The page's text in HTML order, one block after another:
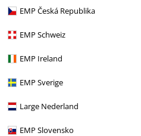
EMP Česká Republika
EMP Schweiz
EMP Ireland
EMP Sverige
Large Nederland
EMP Slovensko
Sac à dos